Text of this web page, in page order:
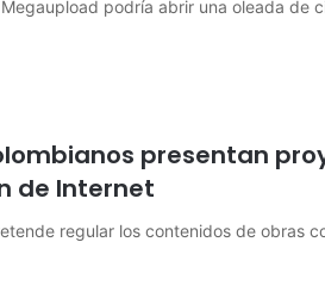
podría abrir una oleada de
presentan
de Internet
regular los contenidos de obras